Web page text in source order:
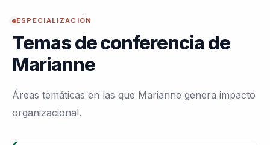
ESPECIALIZACIÓN
Temas de conferencia de
Marianne
Áreas temáticas en las que Marianne genera impacto
organizacional.